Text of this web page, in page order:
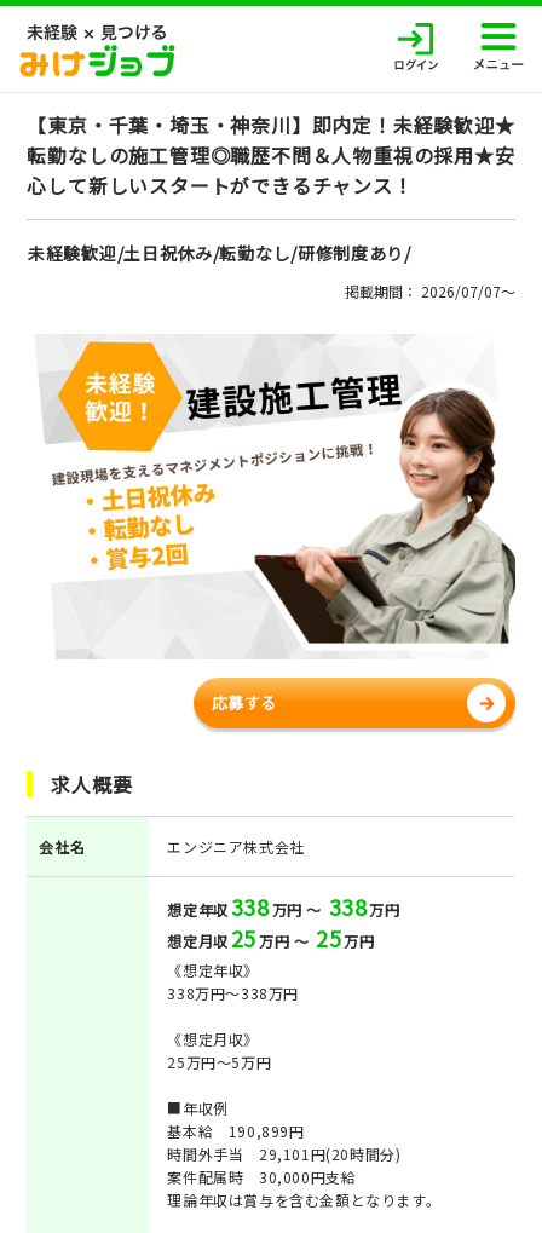
【東京・千葉・埼玉・神奈川】即内定！未経験歓迎★
転勤なしの施工管理◎職歴不問＆人物重視の採用★安
心して新しいスタートができるチャンス！
未経験歓迎/土日祝休み/転勤なし/研修制度あり/
掲載期間： 2026/07/07〜
応募する
求人概要
会社名 エンジニア株式会社
想定年収338万円 ～ 338万円
想定月収 25万円 ～ 25万円
《想定年収》
338万円～338万円
《想定月収》
25万円～5万円
■年収例
基本給 190,899円
時間外手当 29,101円(20時間分)
案件配属時 30,000円支給
理論年収は賞与を含む金額となります。